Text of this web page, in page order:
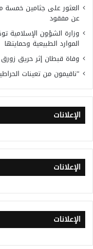
العثور على جثامين خمسة
عن مفقود
وزارة الشؤون الإسلامية
الموارد الطبيعية وحمايتها
وفاة قبطان إثر حريق زورق
“ناقيمون من تعينات
الإعلانات
الإعلانات
الإعلانات